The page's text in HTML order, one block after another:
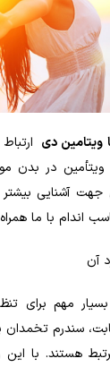
ویتامین دی
در بدن
جهت آشنایی بیشتر
اندام با ما
آن
مهم برای
سندرم
هستند. با این